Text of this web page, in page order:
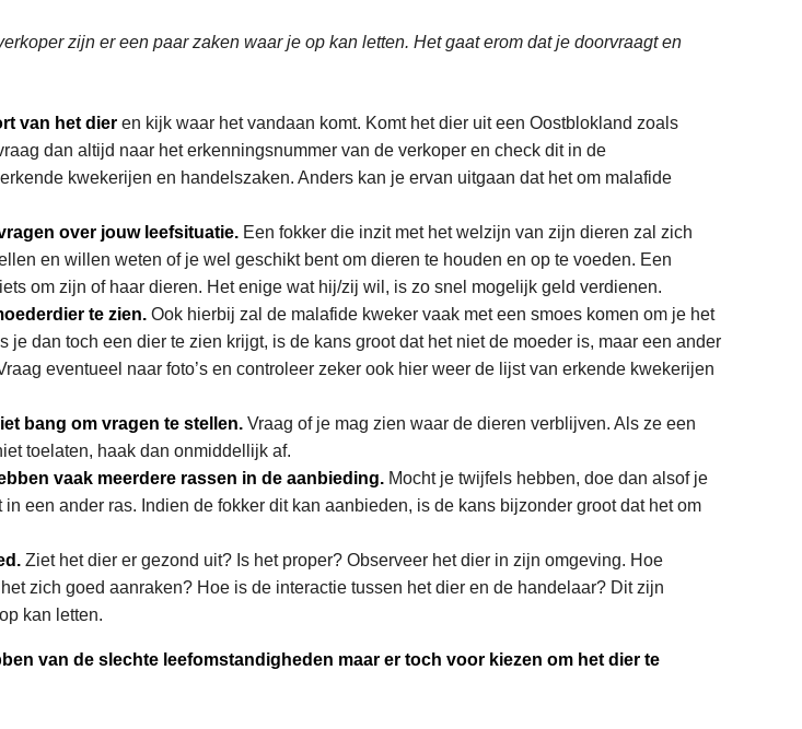
zijn er een paar zaken waar je op kan letten. Het gaat erom dat je doorvraagt en
van het dier en kijk waar het vandaan komt. Komt het dier uit een Oostblokland zoals
dan altijd naar het erkenningsnummer van de verkoper en check dit in de
kwekerijen en handelszaken. Anders kan je ervan uitgaan dat het om malafide
over jouw leefsituatie. Een fokker die inzit met het welzijn van zijn dieren zal zich
en willen weten of je wel geschikt bent om dieren te houden en op te voeden. Een
om zijn of haar dieren. Het enige wat hij/zij wil, is zo snel mogelijk geld verdienen.
te zien. Ook hierbij zal de malafide kweker vaak met een smoes komen om je het
je dan toch een dier te zien krijgt, is de kans groot dat het niet de moeder is, maar een ander
eventueel naar foto’s en controleer zeker ook hier weer de lijst van erkende kwekerijen
bang om vragen te stellen. Vraag of je mag zien waar de dieren verblijven. Als ze een
toelaten, haak dan onmiddellijk af.
vaak meerdere rassen in de aanbieding. Mocht je twijfels hebben, doe dan alsof je
een ander ras. Indien de fokker dit kan aanbieden, is de kans bijzonder groot dat het om
Ziet het dier er gezond uit? Is het proper? Observeer het dier in zijn omgeving. Hoe
zich goed aanraken? Hoe is de interactie tussen het dier en de handelaar? Dit zijn
kan letten.
van de slechte leefomstandigheden maar er toch voor kiezen om het dier te